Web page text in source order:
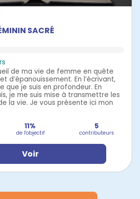
SACRÉ
de ma vie de femme en quête
d’épanouissement. En l’écrivant,
que je suis en profondeur. En
je me suis mise à transmettre les
la vie. Je vous présente ici mon
11%
de l'objectif
5
contributeurs
Voir